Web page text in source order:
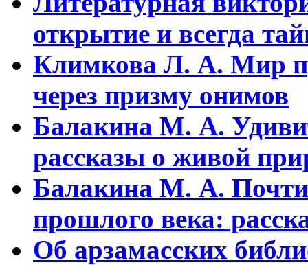
открытие и всегда
Климкова Л. А. Мир
через призму онимов
Балакина М. А.
рассказы о живой
Балакина М. А. Почти
прошлого века:
Об арзамасских